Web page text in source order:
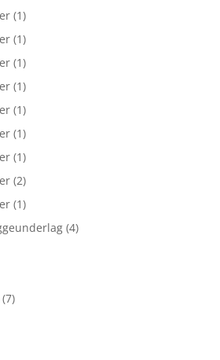
(1)
(1)
(1)
(1)
(1)
(1)
(1)
(2)
(1)
(4)
(7)